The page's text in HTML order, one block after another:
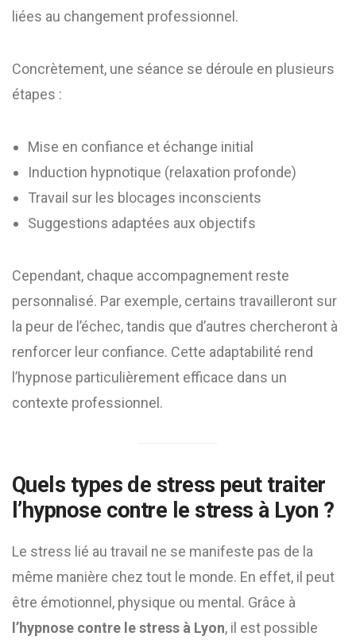
liées au changement professionnel.
Concrètement, une séance se déroule en plusieurs
étapes :
Mise en confiance et échange initial
Induction hypnotique (relaxation profonde)
Travail sur les blocages inconscients
Suggestions adaptées aux objectifs
Cependant, chaque accompagnement reste
personnalisé. Par exemple, certains travailleront sur
la peur de l’échec, tandis que d’autres chercheront à
renforcer leur confiance. Cette adaptabilité rend
l’hypnose particulièrement efficace dans un
contexte professionnel.
Quels types de stress peut traiter
l’hypnose contre le stress à Lyon ?
Le stress lié au travail ne se manifeste pas de la
même manière chez tout le monde. En effet, il peut
être émotionnel, physique ou mental. Grâce à
l’hypnose contre le stress à Lyon, il est possible